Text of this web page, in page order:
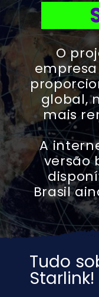
O
empresa
global,
mais
A
versão
Brasil
Tudo
Starlink!